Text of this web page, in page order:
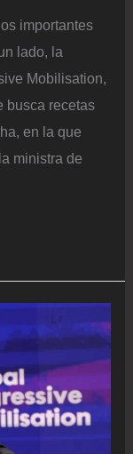
importantes
lado, la
Mobilisation,
busca recetas
en la que
ministra de